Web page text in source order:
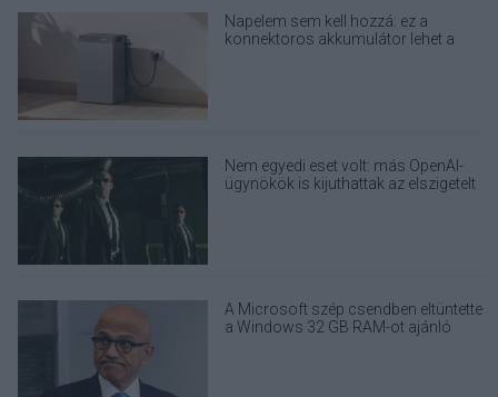
Napelem sem kell hozzá: ez a
konnektoros akkumulátor lehet a
Nem egyedi eset volt: más OpenAI-
ügynökök is kijuthattak az elszigetelt
A Microsoft szép csendben eltüntette
a Windows 32 GB RAM-ot ajánló